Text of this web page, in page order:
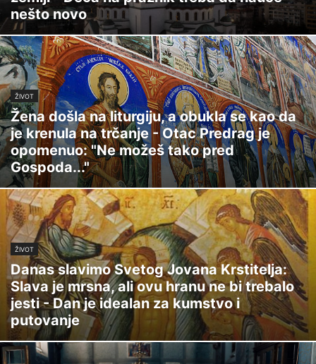
nešto novo
ŽIVOT
Žena došla na liturgiju, a obukla se kao da
je krenula na trčanje - Otac Predrag je
opomenuo: "Ne možeš tako pred
Gospoda..."
ŽIVOT
Danas slavimo Svetog Jovana Krstitelja:
Slava je mrsna, ali ovu hranu ne bi trebalo
jesti - Dan je idealan za kumstvo i
putovanje